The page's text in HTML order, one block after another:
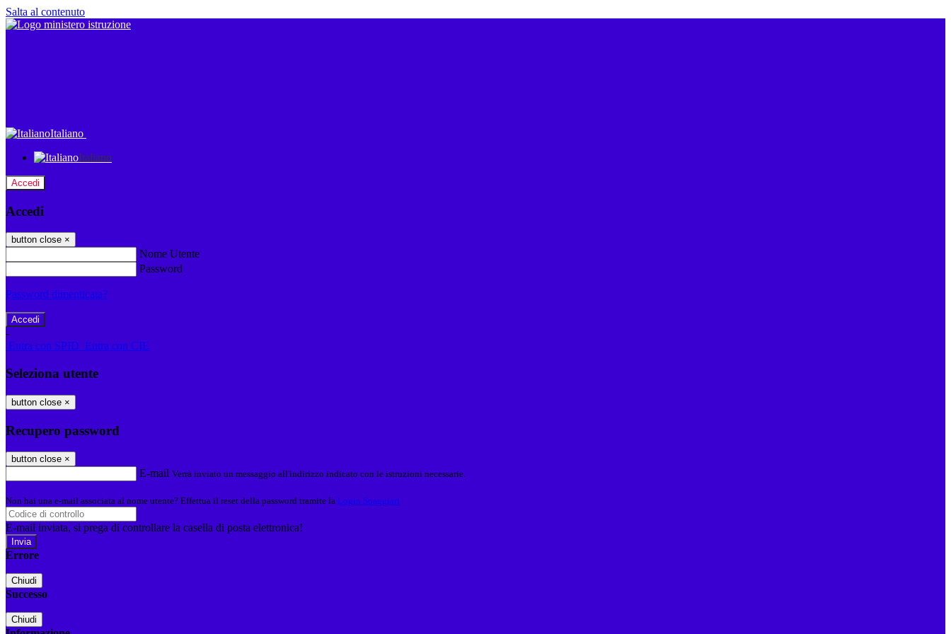
Salta al contenuto
Italiano
Italiano
Accedi
Accedi
button close ×
Nome Utente
Password
Password dimenticata?
-
Entra con SPID Entra con CIE
Seleziona utente
button close ×
Recupero password
button close ×
E-mail Verrà inviato un messaggio all'indirizzo indicato con le istruzioni necessarie.
Non hai una e-mail associata al nome utente? Effettua il reset della password tramite la Login Spaggiari
E-mail inviata, si prega di controllare la casella di posta elettronica!
Errore
Chiudi
Successo
Chiudi